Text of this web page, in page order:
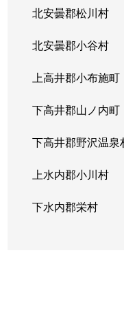
北安曇郡松川村
北安曇郡小谷村
上高井郡小布施町
下高井郡山ノ内町
下高井郡野沢温泉
上水内郡小川村
下水内郡栄村